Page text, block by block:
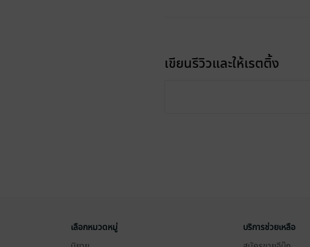
เขียนรีวิวและให้เรตติ้ง
เลือกหมวดหมู่
บริการช่วยเหลือ